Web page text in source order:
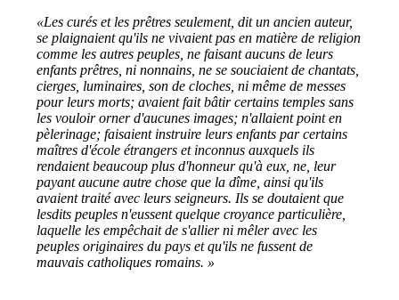
«Les curés et les prêtres seulement, dit un ancien auteur,
se plaignaient qu'ils ne vivaient pas en matière de religion
comme les autres peuples, ne faisant aucuns de leurs
enfants prêtres, ni nonnains, ne se souciaient de chantats,
cierges, luminaires, son de cloches, ni même de messes
pour leurs morts; avaient fait bâtir certains temples sans
les vouloir orner d'aucunes images; n'allaient point en
pèlerinage; faisaient instruire leurs enfants par certains
maîtres d'école étrangers et inconnus auxquels ils
rendaient beaucoup plus d'honneur qu'à eux, ne, leur
payant aucune autre chose que la dîme, ainsi qu'ils
avaient traité avec leurs seigneurs. Ils se doutaient que
lesdits peuples n'eussent quelque croyance particulière,
laquelle les empêchait de s'allier ni mêler avec les
peuples originaires du pays et qu'ils ne fussent de
mauvais catholiques romains. »